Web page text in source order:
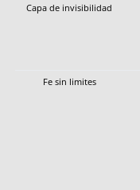
Capa de invisibilidad
Fe sin limites